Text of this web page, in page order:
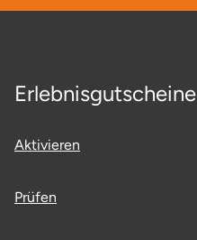
Erlebnisgutscheine
Aktivieren
Prüfen